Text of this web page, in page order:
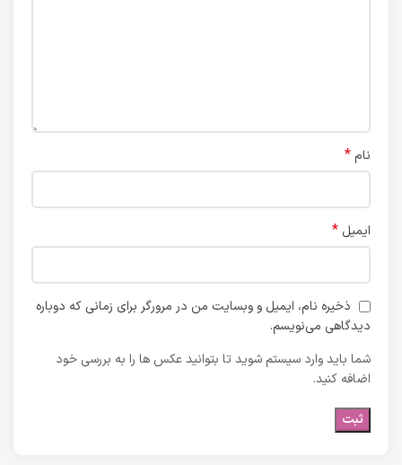
نام *
ایمیل *
ذخیره نام، ایمیل و وبسایت من در مرورگر برای زمانی که دوباره
دیدگاهی می‌نویسم.
شما باید وارد سیستم شوید تا بتوانید عکس ها را به بررسی خود
اضافه کنید.